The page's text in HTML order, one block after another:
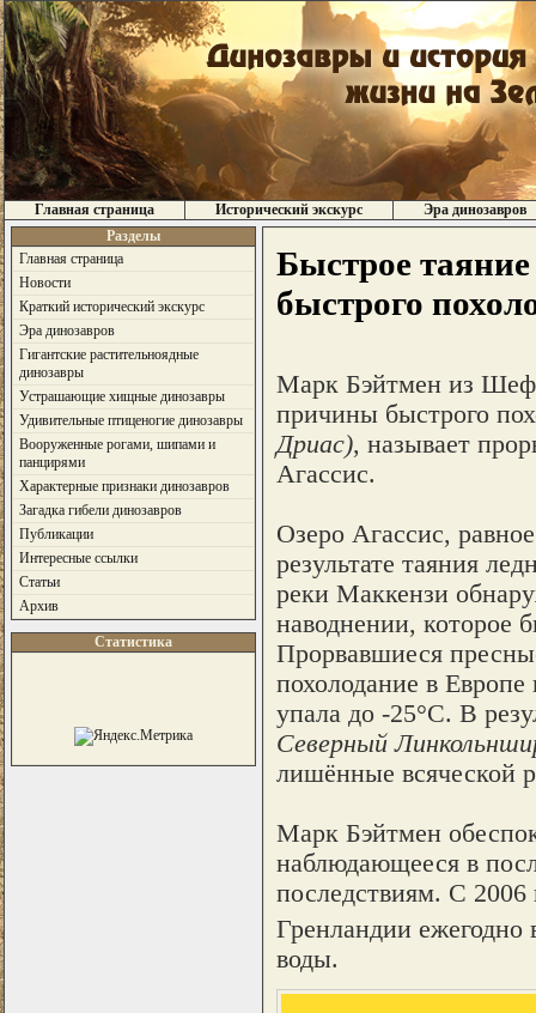
Главная страница Исторический экскурс
Эра динозавров
Разделы
Главная страница
Новости
Краткий исторический экскурс
Эра динозавров
Гигантские растительноядные
динозавры
Устрашающие хищные динозавры
Удивительные птиценогие динозавры
Вооруженные рогами, шипами и
панцирями
Характерные признаки динозавров
Загадка гибели динозавров
Публикации
Интересные ссылки
Статьи
Архив
Статистика
Быстрое
быстрого
Марк Бэйтмен из
причины быстрого
Дриас), называет
Агасcис.
Озеро Агассис,
результате таяния
реки Маккензи
наводнении, которое
Прорвавшиеся
похолодание в
упала до -25°C. В
Северный
лишённые всяческой
Марк Бэйтмен
наблюдающееся в
последствиям. С 2006
Гренландии
воды.